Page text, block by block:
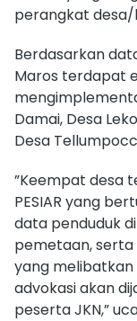
perangkat
Berdasarkan
Maros terdapat
Damai, Desa
Desa
”Keempat desa
PESIAR yang
data penduduk
pemetaan, serta
yang melibatkan
advokasi akan
peserta JKN,”